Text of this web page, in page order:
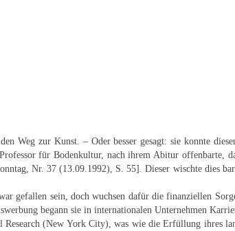
Weg zur Kunst. – Oder besser gesagt: sie konnte
für Bodenkultur, nach ihrem Abitur offenbarte,
Nr. 37 (13.09.1992), S. 55]. Dieser wischte dies
gefallen sein, doch wuchsen dafür die finanziellen
begann sie in internationalen Unternehmen
(New York City), was wie die Erfüllung ihres